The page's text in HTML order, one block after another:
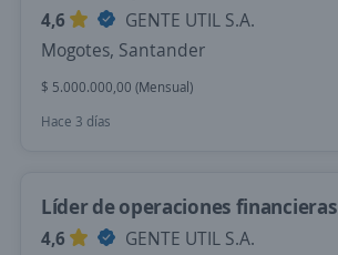
4,6
GENTE UTIL S.A.
Mogotes, Santander
$ 5.000.000,00 (Mensual)
Hace 3 días
Líder de operaciones financieras
4,6
GENTE UTIL S.A.